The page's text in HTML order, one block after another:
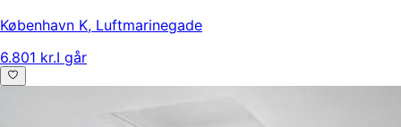
København K, Luftmarinegade
6.801 kr.I går